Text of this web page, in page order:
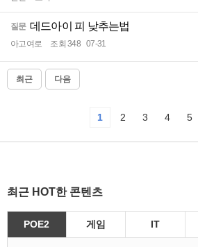
질문 데드아이 피 낮추는법
아고여로 조회 348 07-31
최근 다음
1 2 3 4 5
최근 HOT한 콘텐츠
POE2 게임 IT